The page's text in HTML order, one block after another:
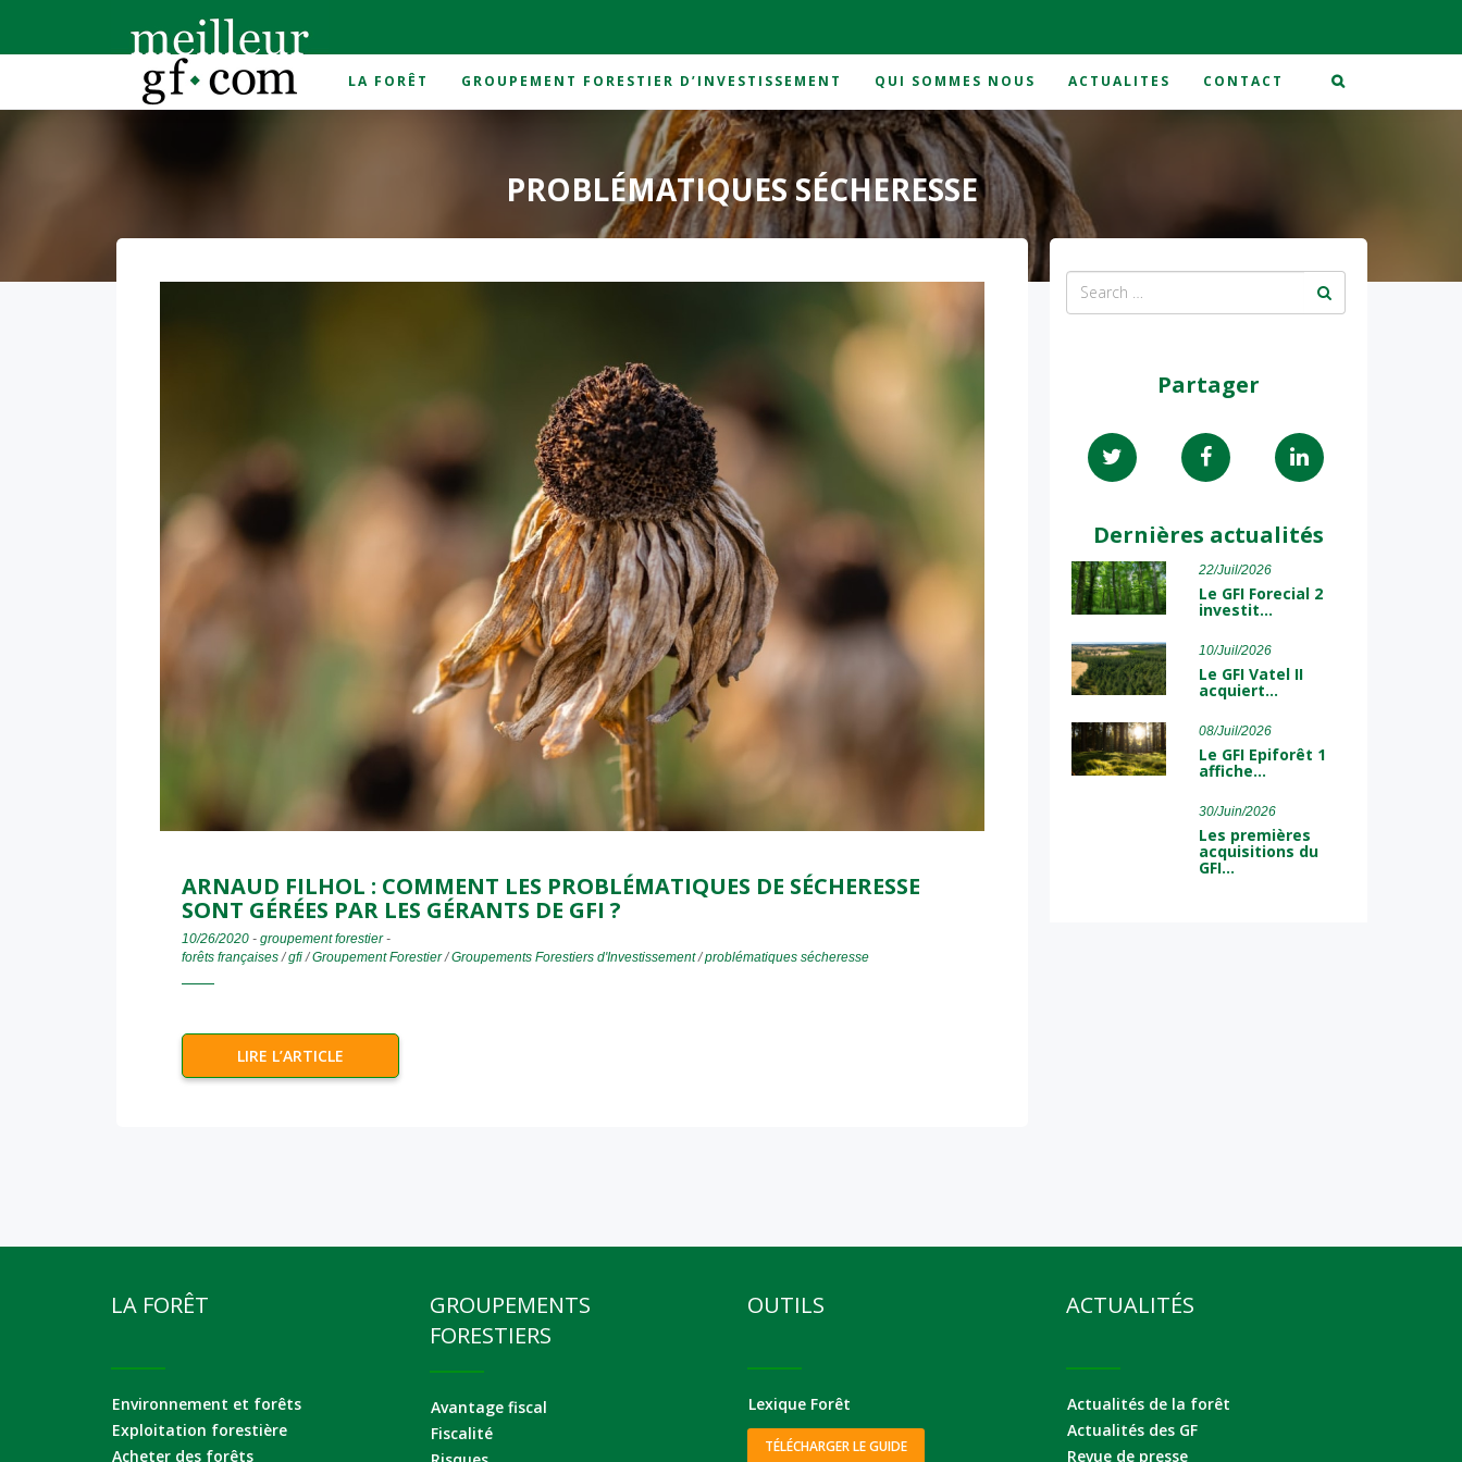
LA FORÊT GROUPEMENT FORESTIER D’INVESTISSEMENT QUI SOMMES NOUS ACTUALITES CONTACT
Accueil> problématiques sécheresse
PROBLÉMATIQUES SÉCHERESSE
ARNAUD FILHOL : COMMENT LES PROBLÉMATIQUES DE SÉCHERESSE
SONT GÉRÉES PAR LES GÉRANTS DE GFI ?
10/26/2020 - groupement forestier-
forêts françaises/gfi/Groupement Forestier/Groupements Forestiers d'Investissement/problématiques sécheresse
LIRE L’ARTICLE
Partager
Dernières actualités
22/Juil/2026
Le GFI Forecial 2
investit…
10/Juil/2026
Le GFI Vatel II
acquiert…
08/Juil/2026
Le GFI Epiforêt 1
affiche…
30/Juin/2026
Les premières
acquisitions du
GFI…
LA FORÊT
Environnement et forêts
Exploitation forestière
Acheter des forêts
GROUPEMENTS
FORESTIERS
Avantage fiscal
Fiscalité
OUTILS
Lexique Forêt
TÉLÉCHARGER LE GUIDE
ACTUALITÉS
Actualités de la forêt
Actualités des GF
Revue de presse